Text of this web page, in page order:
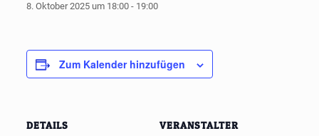
8. Oktober 2025 um 18:00- 19:00
Zum Kalender hinzufügen
DETAILS VERANSTALTER